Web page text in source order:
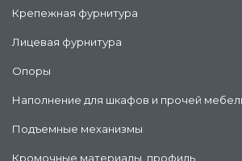
Крепежная фурнитура
Лицевая фурнитура
Опоры
Наполнение для шкафов и прочей
Подъемные механизмы
Кромочные материалы, профиль